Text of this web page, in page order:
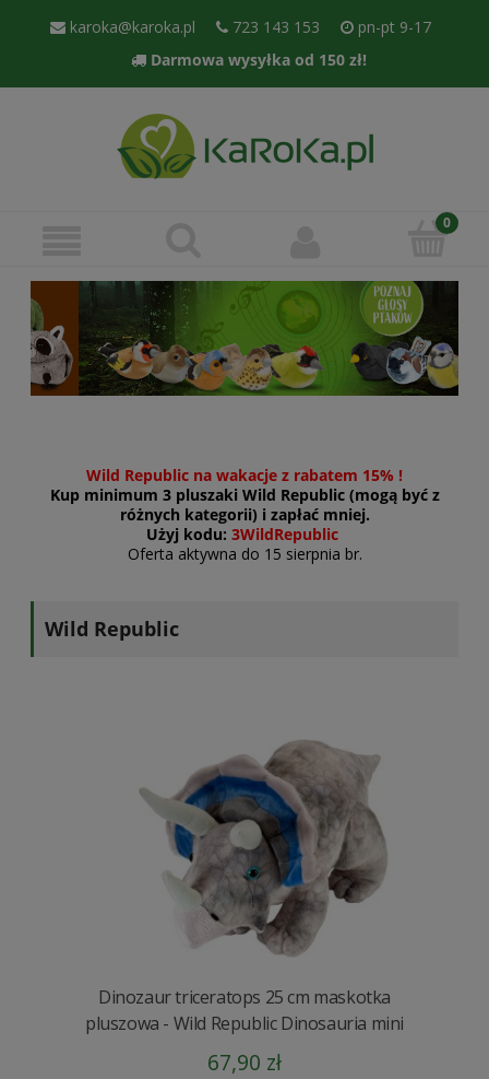
karoka@karoka.pl 723 143 153
pn-pt 9-17
Darmowa wysyłka od 150 zł!
Wild Republic na wakacje z rabatem 15% !
Kup minimum 3 pluszaki Wild Republic (mogą być z
różnych kategorii) i zapłać mniej.
Użyj kodu: 3WildRepublic
Oferta aktywna do 15 sierpnia br.
Wild Republic
Dinozaur triceratops 25 cm maskotka
pluszowa - Wild Republic Dinosauria mini
67,90 zł